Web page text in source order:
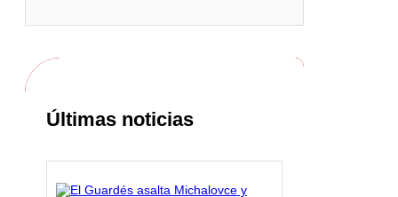
Últimas noticias